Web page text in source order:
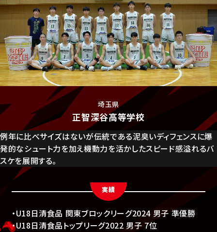
埼玉県
正智深谷高等学校
例年に比べサイズはないが伝統である泥臭いディフェンスに爆
発的なシュート力を加え機動力を活かしたスピード感溢れるバ
スケを展開する。
実績
・U18日清食品 関東ブロックリーグ2024 男子 準優勝
・U18日清食品トップリーグ2022 男子 7位